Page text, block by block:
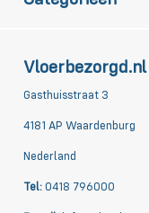
Vloerbezorgd.nl
Gasthuisstraat 3
4181 AP Waardenburg
Nederland
Tel: 0418 796000